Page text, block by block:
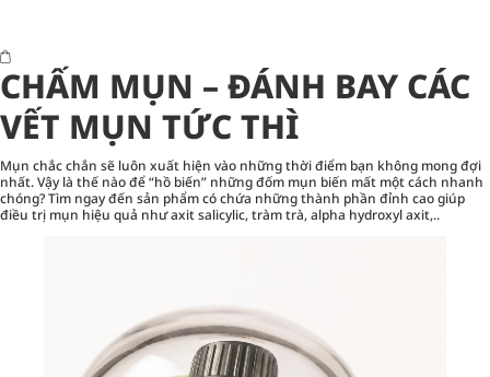
CHẤM MỤN – ĐÁNH BAY CÁC
VẾT MỤN TỨC THÌ
Mụn chắc chắn sẽ luôn xuất hiện vào những thời điểm bạn không mong đợi
nhất. Vậy là thế nào để “hồ biến” những đốm mụn biến mất một cách nhanh
chóng? Tìm ngay đến sản phẩm có chứa những thành phần đỉnh cao giúp
điều trị mụn hiệu quả như axit salicylic, tràm trà, alpha hydroxyl axit,..